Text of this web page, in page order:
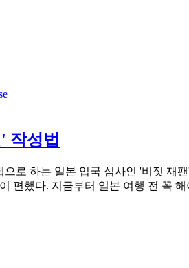
작성법
로 하는 일본 입국 심사인 '비짓
편했다. 지금부터 일본 여행 전 꼭